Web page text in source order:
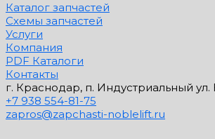
Каталог запчастей
Схемы запчастей
Услуги
Компания
PDF Каталоги
Контакты
г. Краснодар, п. Индустриальный ул.
+7 938 554-81-75
zapros@zapchasti-noblelift.ru